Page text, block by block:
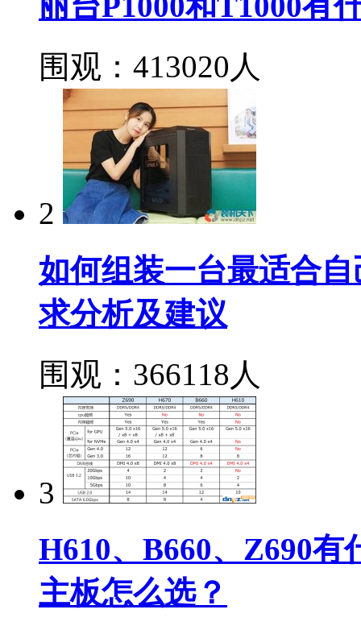
围观：413020人
2
如何组装一台最适合
求分析及建议
围观：366118人
3
H610、B660、Z690有
主板怎么选？